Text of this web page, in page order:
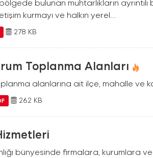
bulunan muhtarlıkların
kurmayı ve halkın yerel...
278 KB
Toplanma Alanları
alanlarına ait ilçe, mahalle ve
262 KB
bünyesinde firmalara, kurumlara